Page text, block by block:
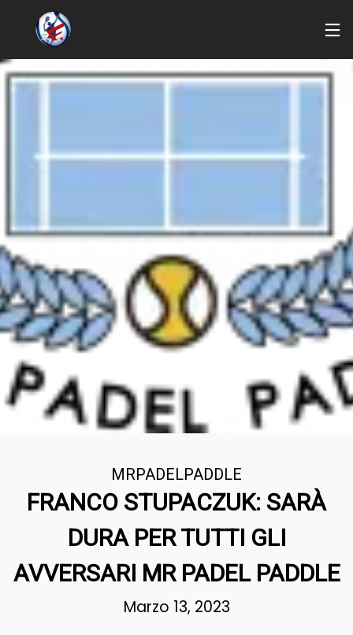
MRPADELPADDLE
FRANCO STUPACZUK: SARÀ
DURA PER TUTTI GLI
AVVERSARI MR PADEL PADDLE
Marzo 13, 2023